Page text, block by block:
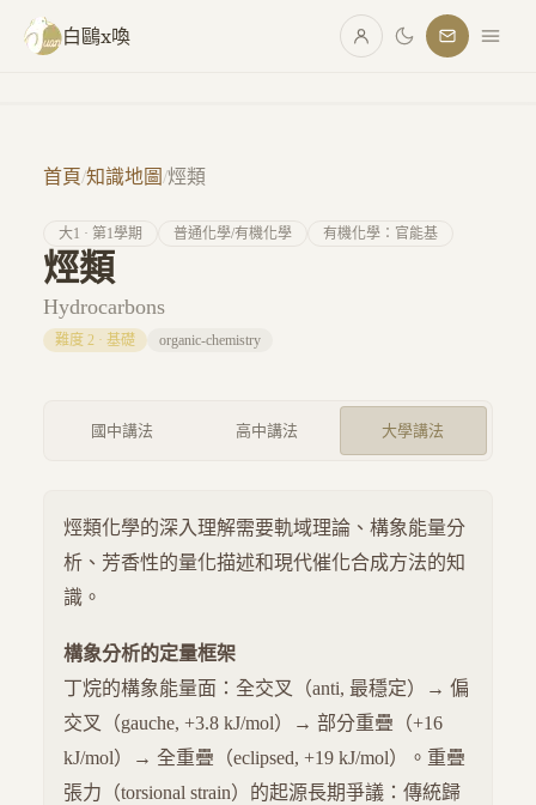
跳至主要內容
白鷗x喚
首頁/知識地圖/烴類
大1 · 第1學期 普通化學/有機化學 有機化學：官能基
烴類
Hydrocarbons
難度 2 · 基礎 organic-chemistry
國中講法 高中講法 大學講法
烴類化學的深入理解需要軌域理論、構象能量分
析、芳香性的量化描述和現代催化合成方法的知
識。
構象分析的定量框架
丁烷的構象能量面：全交叉（anti, 最穩定）→ 偏
交叉（gauche, +3.8 kJ/mol）→ 部分重疊（+16
kJ/mol）→ 全重疊（eclipsed, +19 kJ/mol）。重疊
張力（torsional strain）的起源長期爭議：傳統歸